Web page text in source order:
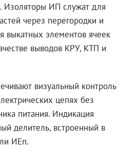
Изоляторы ИП служат для
через перегородки и
выкатных элементов ячеек
выводов КРУ, КТП и
визуальный контроль
цепях без
питания. Индикация
делитель, встроенный в
ИЕп.